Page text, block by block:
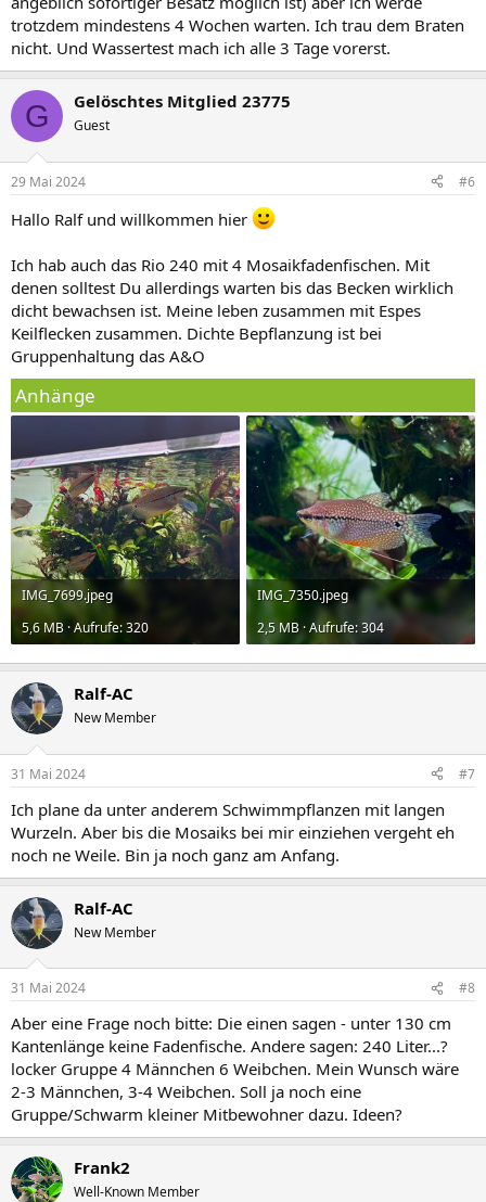
trotzdem mindestens 4 Wochen warten. Ich trau dem Braten
nicht. Und Wassertest mach ich alle 3 Tage vorerst.
G Gelöschtes Mitglied 23775
Guest
29 Mai 2024 #6
Hallo Ralf und willkommen hier
Ich hab auch das Rio 240 mit 4 Mosaikfadenfischen. Mit
denen solltest Du allerdings warten bis das Becken wirklich
dicht bewachsen ist. Meine leben zusammen mit Espes
Keilflecken zusammen. Dichte Bepflanzung ist bei
Gruppenhaltung das A&O
Anhänge
IMG_7699.jpeg
5,6 MB · Aufrufe: 320
IMG_7350.jpeg
2,5 MB · Aufrufe: 304
Ralf-AC
New Member
31 Mai 2024 #7
Ich plane da unter anderem Schwimmpflanzen mit langen
Wurzeln. Aber bis die Mosaiks bei mir einziehen vergeht eh
noch ne Weile. Bin ja noch ganz am Anfang.
Ralf-AC
New Member
31 Mai 2024 #8
Aber eine Frage noch bitte: Die einen sagen - unter 130 cm
Kantenlänge keine Fadenfische. Andere sagen: 240 Liter...?
locker Gruppe 4 Männchen 6 Weibchen. Mein Wunsch wäre
2-3 Männchen, 3-4 Weibchen. Soll ja noch eine
Gruppe/Schwarm kleiner Mitbewohner dazu. Ideen?
Frank2
Well-Known Member